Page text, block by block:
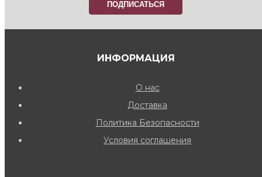
ИНФОРМАЦИЯ
О нас
Доставка
Политика Безопасности
Условия соглашения